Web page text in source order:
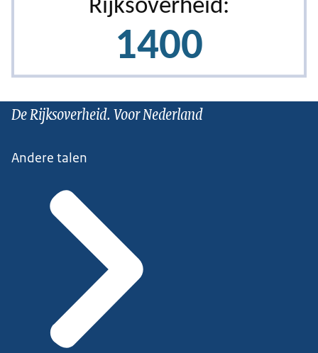
De Rijksoverheid. Voor Nederland
Andere talen